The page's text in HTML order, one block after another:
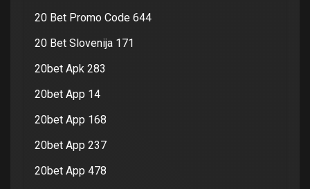
20 Bet Promo Code 644
20 Bet Slovenija 171
20bet Apk 283
20bet App 14
20bet App 168
20bet App 237
20bet App 478